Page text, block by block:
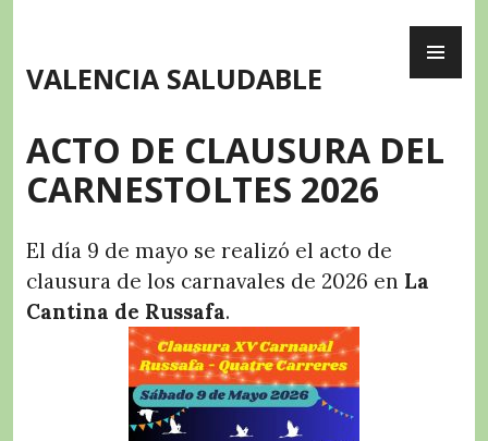
content
VALENCIA SALUDABLE
ACTO DE CLAUSURA DEL
CARNESTOLTES 2026
El día 9 de mayo se realizó el acto de
clausura de los carnavales de 2026 en La
Cantina de Russafa.